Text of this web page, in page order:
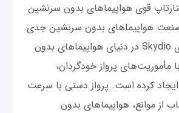
قوی هواپیماهای بدون سرنشین
هواپیماهای بدون سرنشین جدی
گرفته شود. نوآوری Skydio در دنیای هواپیماهای بدون
مأموریت‌های پرواز خودگردان،
کرده است. پرواز دستی با سرعت
از موانع، هواپیماهای بدون